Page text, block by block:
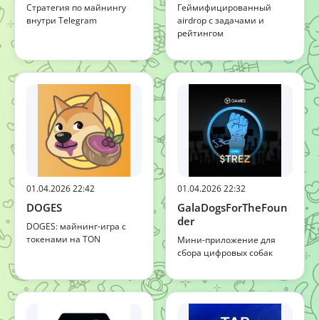
Стратегия по майнингу
внутри Telegram
Геймифицированный
airdrop с задачами и
рейтингом
01.04.2026 22:42
DOGES
DOGES: майнинг-игра с
токенами на TON
01.04.2026 22:32
GalaDogsForTheFoun
der
Мини-приложение для
сбора цифровых собак